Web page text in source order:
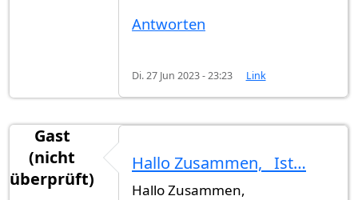
Antworten
Di. 27 Jun 2023 - 23:23 Link
Gast
(nicht
überprüft)
Hallo Zusammen, Ist…
Hallo Zusammen,